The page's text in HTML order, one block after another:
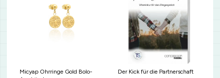
Micyap Ohrringe Gold Bolo-
Der Kick für die Partnerschaft